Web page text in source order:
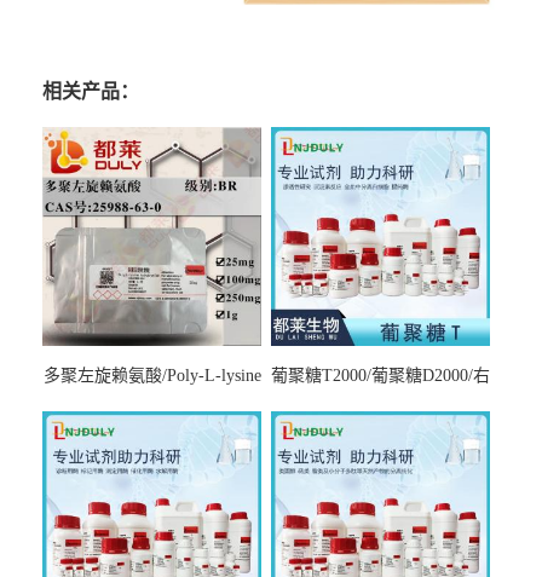
相关产品：
多聚左旋赖氨酸/Poly-L-lysine
7000，分子量7000-15000，分
子量2万～4万，分子量3～7
万，分子量7～15万，分子量
15～30万
葡聚糖T2000/葡聚糖D2000/右